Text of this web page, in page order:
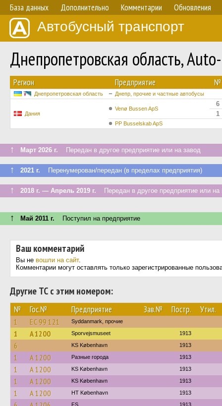
База данных Дополнительно Комментарии Обновления
Автобусный транспорт
Днепропетровская область,
Регион Предприятие №
Днепропетровская область Днепр, прочие и частные автобусы
Дания
Venø Bussen ApS
6
1
PP Busselskab ApS
↑ Март 2026 г. Передан в другое предприятие или на завод
↑ 2021 г. Перенумерован/передан (в пределах предприятия)
↑ 2018 г. — Апрель 2019 г. Передан в другое предприятие или на
↑ Май 2011 г. Поступил на предприятие
Ваш комментарий
Вы не вошли на сайт.
Комментарии могут оставлять только зарегистрированные
Другие ТС с этим номером:
№ Гос.№ Предприятие Зав.№ Постр. Утил.
1 EC 99 121 Syddanmark, прочие
1 A 1200 Sporvejsmuseet 1913
6 KS København 1913
1 A 1200 Разные города 1913
1 A 1200 KS København 1913
1 A 1200 KS København 1913
1 A 1200 HT København 1913
FS 1913